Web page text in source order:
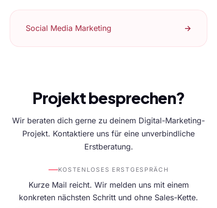
Social Media Marketing →
Projekt besprechen?
Wir beraten dich gerne zu deinem Digital-Marketing-
Projekt. Kontaktiere uns für eine unverbindliche
Erstberatung.
KOSTENLOSES ERSTGESPRÄCH
Kurze Mail reicht. Wir melden uns mit einem
konkreten nächsten Schritt und ohne Sales-Kette.